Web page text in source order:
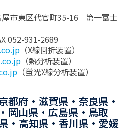
屋市東区代官町35-16 第一富士
052-931-2689
（X線回折装置）
（熱分析装置）
（蛍光X線分析装置）
都府・滋賀県・奈良県・
岡山県・広島県・鳥取
・高知県・香川県・愛媛